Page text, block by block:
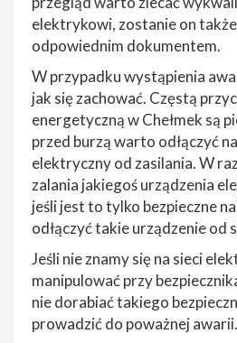
elektrykowi, zostanie on
odpowiednim dokumentem.
W przypadku wystąpienia
jak się zachować. Częstą
energetyczną w Chełmek są
przed burzą warto odłączyć
elektryczny od zasilania. W
zalania jakiegoś urządzenia
jeśli jest to tylko bezpieczne
odłączyć takie urządzenie od
Jeśli nie znamy się na sieci
manipulować przy
nie dorabiać takiego
prowadzić do poważnej awarii.